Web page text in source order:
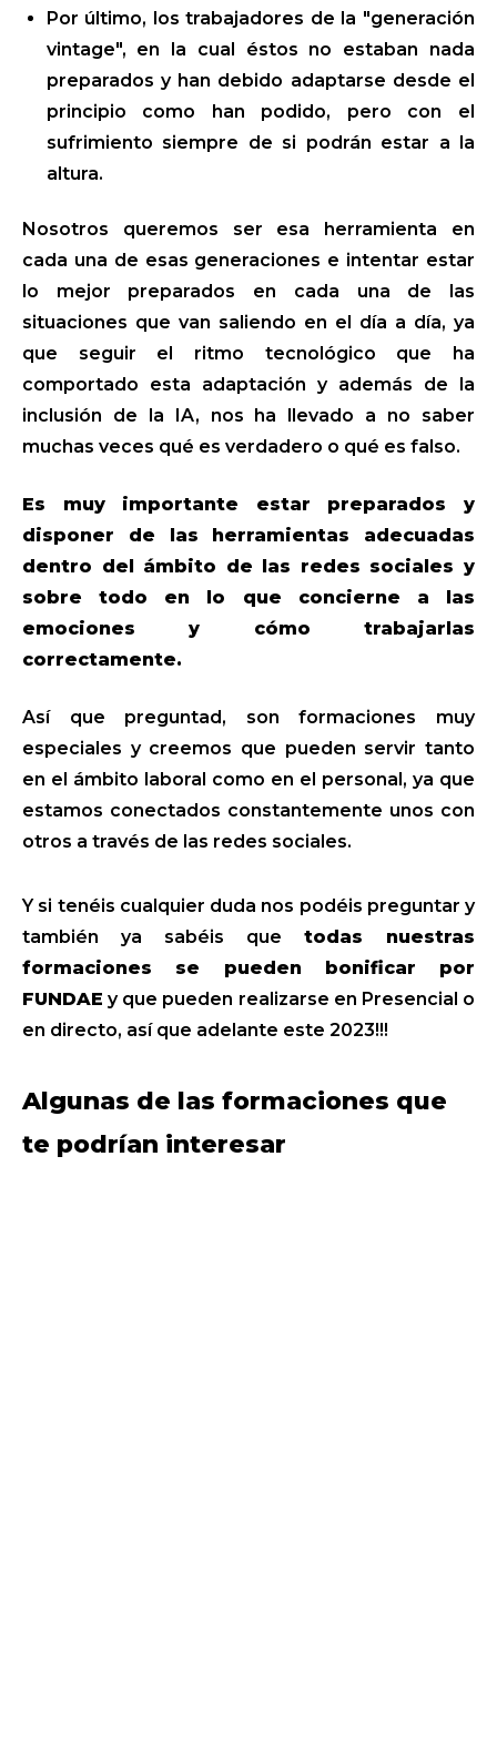
Por último, los trabajadores de la "generación
vintage", en la cual éstos no estaban nada
preparados y han debido adaptarse desde el
principio como han podido, pero con el
sufrimiento siempre de si podrán estar a la
altura.
Nosotros queremos ser esa herramienta en
cada una de esas generaciones e intentar estar
lo mejor preparados en cada una de las
situaciones que van saliendo en el día a día, ya
que seguir el ritmo tecnológico que ha
comportado esta adaptación y además de la
inclusión de la IA, nos ha llevado a no saber
muchas veces qué es verdadero o qué es falso.
Es muy importante estar preparados y
disponer de las herramientas adecuadas
dentro del ámbito de las redes sociales y
sobre todo en lo que concierne a las
emociones y cómo trabajarlas
correctamente.
Así que preguntad, son formaciones muy
especiales y creemos que pueden servir tanto
en el ámbito laboral como en el personal, ya que
estamos conectados constantemente unos con
otros a través de las redes sociales.
Y si tenéis cualquier duda nos podéis preguntar y
también ya sabéis que todas nuestras
formaciones se pueden bonificar por
FUNDAE y que pueden realizarse en Presencial o
en directo, así que adelante este 2023!!!
Algunas de las formaciones que
te podrían interesar